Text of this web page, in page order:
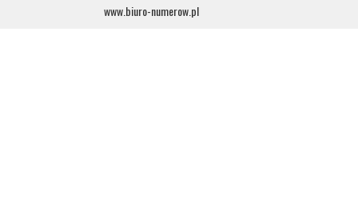
www.biuro-numerow.pl